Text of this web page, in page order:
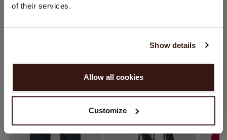
of their services.
Show details
Allow all cookies
Customize
WEITER